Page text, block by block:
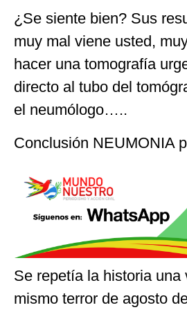
¿Se siente bien? Sus
muy mal viene usted,
hacer una tomografía
directo al tubo del
el neumólogo…..
Conclusión NEUMONIA
Se repetía la historia una
mismo terror de agosto